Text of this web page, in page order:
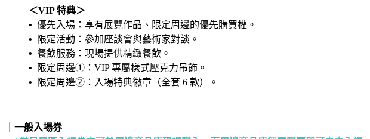
＜VIP 特典＞
• 優先入場：享有展覽作品、限定周邊的優先購買權。
•
限定活動：參加座談會與藝術家對談。
• 餐飲服務：現場提供精緻餐飲。
•
限定周邊①：VIP 專屬樣式壓克力吊飾。
•
限定周邊②：入場特典徽章（全套 6 款）。
｜一般入場券